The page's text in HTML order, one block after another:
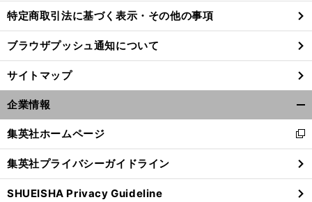
特定商取引法に基づく表示・その他の事項
ブラウザプッシュ通知について
サイトマップ
企業情報
閉
る
集英社ホームページ
新
し
い
ウ
ィ
集英社プライバシーガイドライン
SHUEISHA Privacy Guideline